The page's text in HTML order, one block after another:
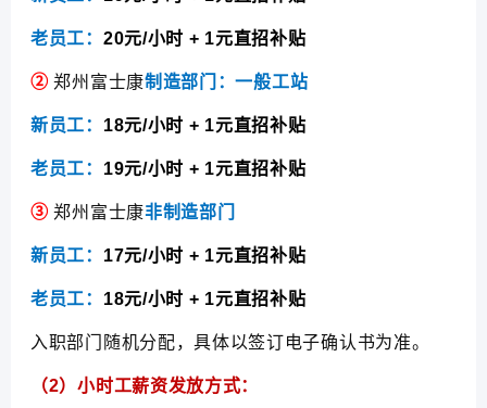
老员工： 20元/小时 + 1元直招补贴
② 郑州富士康制造部门：一般工站
新员工： 18元/小时 + 1元直招补贴
老员工： 19元/小时 + 1元直招补贴
③ 郑州富士康非制造部门
新员工： 17元/小时 + 1元直招补贴
老员工： 18元/小时 + 1元直招补贴
入职部门随机分配，具体以签订电子确认书为准。
（2）小时工薪资发放方式：